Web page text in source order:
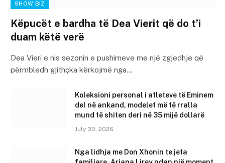
SHOW BIZ
Këpucët e bardha të Dea Vierit që do t’i
duam këtë verë
Dea Vieri e nis sezonin e pushimeve me një zgjedhje që
përmbledh gjithçka kërkojmë nga…
Koleksioni personal i atleteve të Eminem
del në ankand, modelet më të rralla
mund të shiten deri në 35 mijë dollarë
July 30, 2026
Nga lidhja me Don Xhonin te jeta